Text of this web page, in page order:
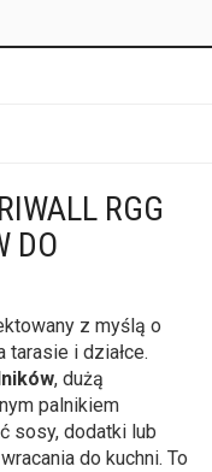
RGG
DO
z myślą o
i działce.
, dużą
palnikiem
sosy, dodatki lub
do kuchni. To